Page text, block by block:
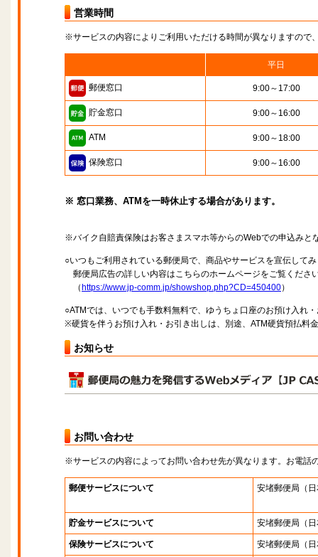
営業時間
※サービスの内容によりご利用いただける時間が異なりますので
平日
郵便窓口 9:00～17:00
貯金窓口 9:00～16:00
ATM 9:00～18:00
保険窓口 9:00～16:00
※ 窓口業務、ATMを一時休止する場合があります。
※バイク自賠責保険はお客さまスマホ等からのWebでの申込みと
○いつもご利用されている郵便局で、商品やサービスを宣伝して
郵便局広告の詳しい内容はこちらのホームページをご覧くださ
（ https://www.jp-comm.jp/showshop.php?CD=450400）
○ATMでは、いつでも手数料無料で、ゆうちょ口座のお預け入れ
※硬貨を伴うお預け入れ・お引き出しは、別途、ATM硬貨預払料
お知らせ
お問い合わせ
※サービスの内容によってお問い合わせ先が異なります。お電話
郵便サービスについて 安堵郵便局 （
貯金サービスについて 安堵郵便局 （
保険サービスについて 安堵郵便局 （